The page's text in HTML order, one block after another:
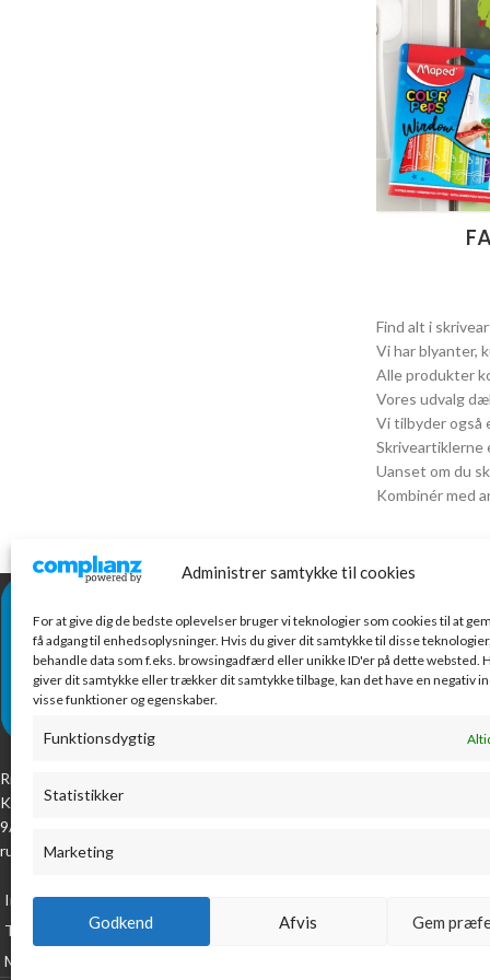
Administrer samtykke til cookies
For at give dig de bedste oplevelser bruger vi teknologier som cookies til at
få adgang til enhedsoplysninger. Hvis du giver dit samtykke til disse
behandle data som f.eks. browsingadfærd eller unikke ID'er på dette websted.
giver dit samtykke eller trækker dit samtykke tilbage, kan det have en negativ
visse funktioner og egenskaber.
Funktionsdygtig
Statistikker
Marketing
Godkend Afvis Gem
Find alt i
Vi har blyanter,
Alle produkter
Vores udvalg
Vi tilbyder også
Skriveartiklerne
Uanset om du
Kombinér med
Ribes lokale kontorcenter. Vi har alt til kontoret.
Kom og oplev vores kæmpe udvalg på Industrivej
9A, eller tag en tur på vores webshop, som
rummer mere end 8000 varenumre!
Industrivej 9A, 6760 Ribe
Telefon: 7199 2223
Mail: arj@arjshop.dk
NYESTE